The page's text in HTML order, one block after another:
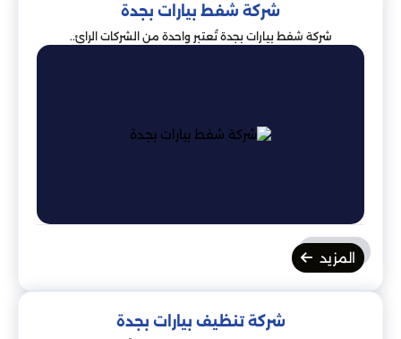
شركة شفط بيارات بجدة
شركة شفط بيارات بجدة تُعتبر واحدة من الشركات الرائ..
المزيد
شركة تنظيف بيارات بجدة